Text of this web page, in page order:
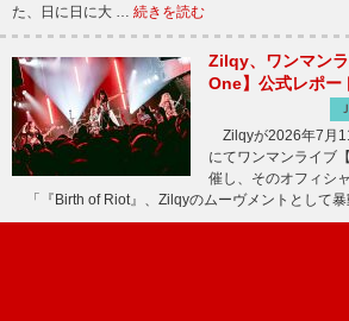
た、日に日に大 … 続きを読む
Zilqy、ワンマン
One】公式レポー
Zilqyが2026年7月
にてワンマンライブ
催し、そのオフィシ
「『Birth of Riot』、Zilqyのムーヴメントとして